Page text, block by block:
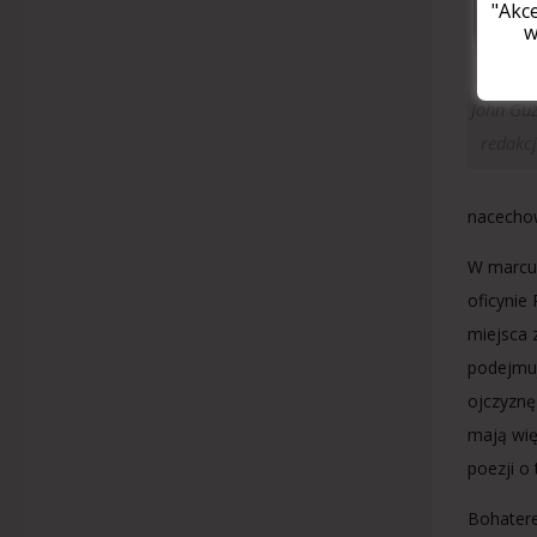
John
W
oficynie
miejsca
mają
poezji o